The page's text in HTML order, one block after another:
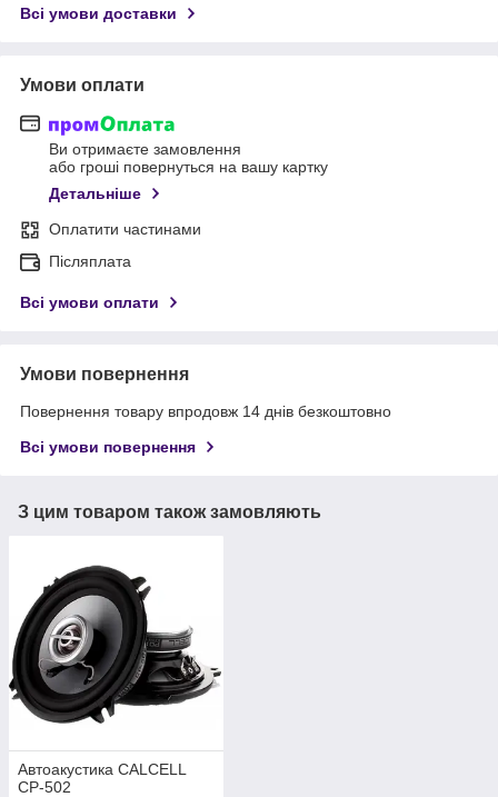
Всі умови доставки
Умови оплати
Ви отримаєте замовлення
або гроші повернуться на вашу картку
Детальніше
Оплатити частинами
Післяплата
Всі умови оплати
Умови повернення
Повернення товару впродовж 14 днів безкоштовно
Всі умови повернення
З цим товаром також замовляють
Автоакустика CALCELL
CP-502